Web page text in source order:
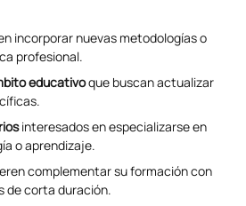
incorporar nuevas metodologías o
profesional.
educativoque buscan actualizar
interesados en especializarse en
o aprendizaje.
complementar su formación con
de corta duración.